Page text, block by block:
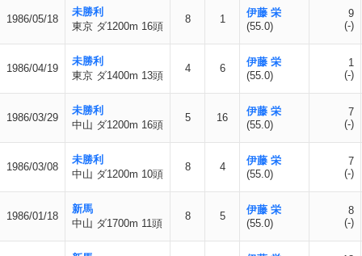
1986/05/18
未勝利
東京 ダ1200m 16頭
8 1
伊藤 栄
(55.0)
9
(-)
1986/04/19
未勝利
東京 ダ1400m 13頭
4 6
伊藤 栄
(55.0)
1
(-)
1986/03/29
未勝利
中山 ダ1200m 16頭
5 16
伊藤 栄
(55.0)
7
(-)
1986/03/08
未勝利
中山 ダ1200m 10頭
8 4
伊藤 栄
(55.0)
7
(-)
1986/01/18
新馬
中山 ダ1700m 11頭
8 5
伊藤 栄
(55.0)
8
(-)